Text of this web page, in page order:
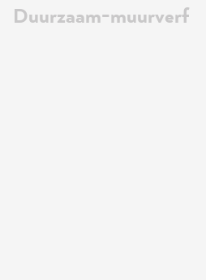
Duurzaam-muurverf